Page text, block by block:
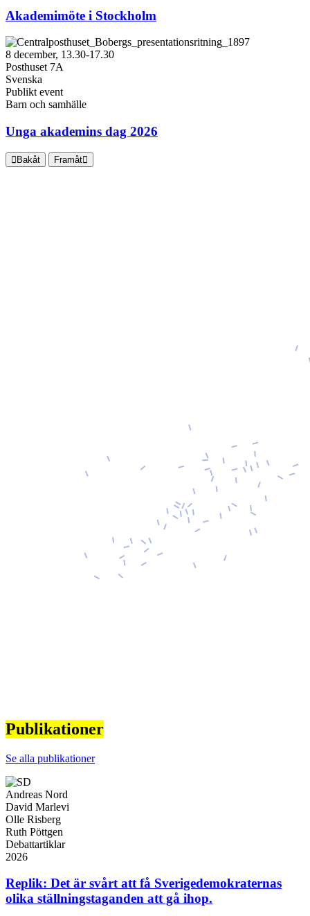
Akademimöte i Stockholm
8 december, 13.30-17.30
Posthuset 7A
Svenska
Publikt event
Barn och samhälle
Unga akademins dag 2026
Bakåt Framåt
Publikationer
Se alla publikationer
Andreas Nord
David Marlevi
Olle Risberg
Ruth Pöttgen
Debattartiklar
2026
Replik: Det är svårt att få Sverigedemokraternas
olika ställningstaganden att gå ihop.